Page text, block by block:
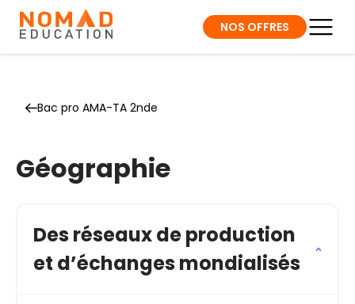
NOS OFFRES
Bac pro AMA-TA 2nde
Géographie
Des réseaux de production
et d’échanges mondialisés